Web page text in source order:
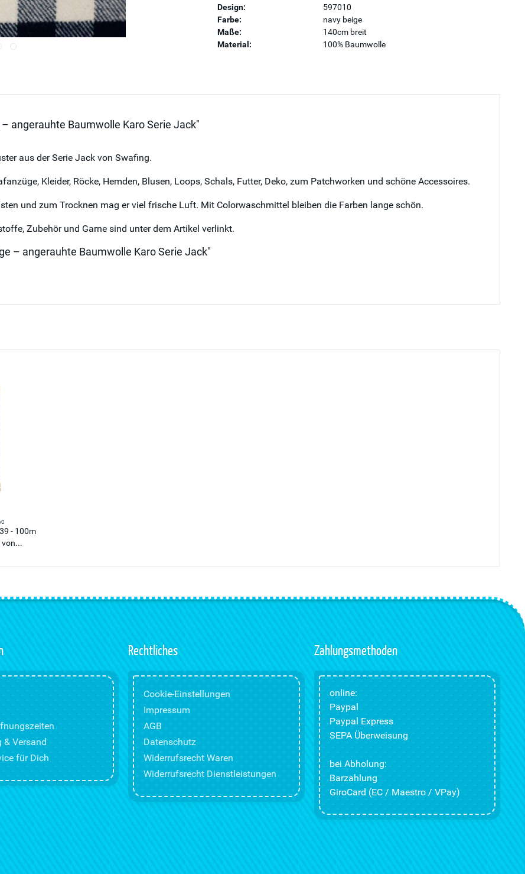
Design:
597010
Farbe:
navy beige
Maße:
140cm breit
Material:
100% Baumwolle
angerauhte Baumwolle Karo Serie Jack"
aus der Serie Jack von Swafing.
Kleider, Röcke, Hemden, Blusen, Loops, Schals, Futter, Deko, zum Patchworken und schöne Accessoires.
und zum Trocknen mag er viel frische Luft. Mit Colorwaschmittel bleiben die Farben lange schön.
Zubehör und Garne sind unter dem Artikel verlinkt.
– angerauhte Baumwolle Karo Serie Jack"
- 100m
von...
& Versand
für Dich
Rechtliches
Cookie-Einstellungen
Impressum
AGB
Datenschutz
Widerrufsrecht Waren
Widerrufsrecht Dienstleistungen
Zahlungsmethoden
online:
Paypal
Paypal Express
SEPA Überweisung
bei Abholung:
Barzahlung
GiroCard (EC / Maestro / VPay)